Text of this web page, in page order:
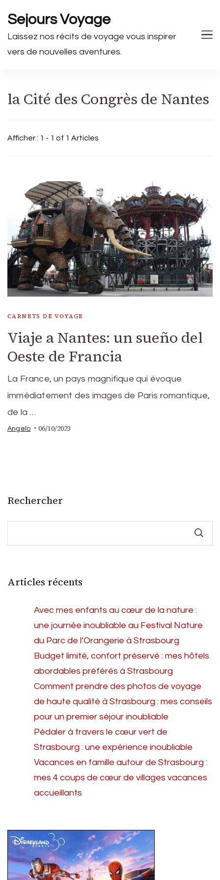
Sejours Voyage
Laissez nos récits de voyage vous inspirer
vers de nouvelles aventures.
la Cité des Congrès de Nantes
Afficher : 1 - 1 of 1 Articles
CARNETS DE VOYAGE
Viaje a Nantes: un sueño del
Oeste de Francia
La France, un pays magnifique qui évoque
immédiatement des images de Paris romantique,
de la …
Angelo 06/10/2023
Rechercher
Articles récents
Avec mes enfants au cœur de la nature :
une journée inoubliable au Festival Nature
du Parc de l’Orangerie à Strasbourg
Budget limité, confort préservé : mes hôtels
abordables préférés à Strasbourg
Comment prendre des photos de voyage
de haute qualité à Strasbourg : mes conseils
pour un premier séjour inoubliable
Pédaler à travers le cœur vert de
Strasbourg : une expérience inoubliable
Vacances en famille autour de Strasbourg :
mes 4 coups de cœur de villages vacances
accueillants